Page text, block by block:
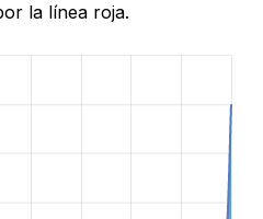
la línea roja.